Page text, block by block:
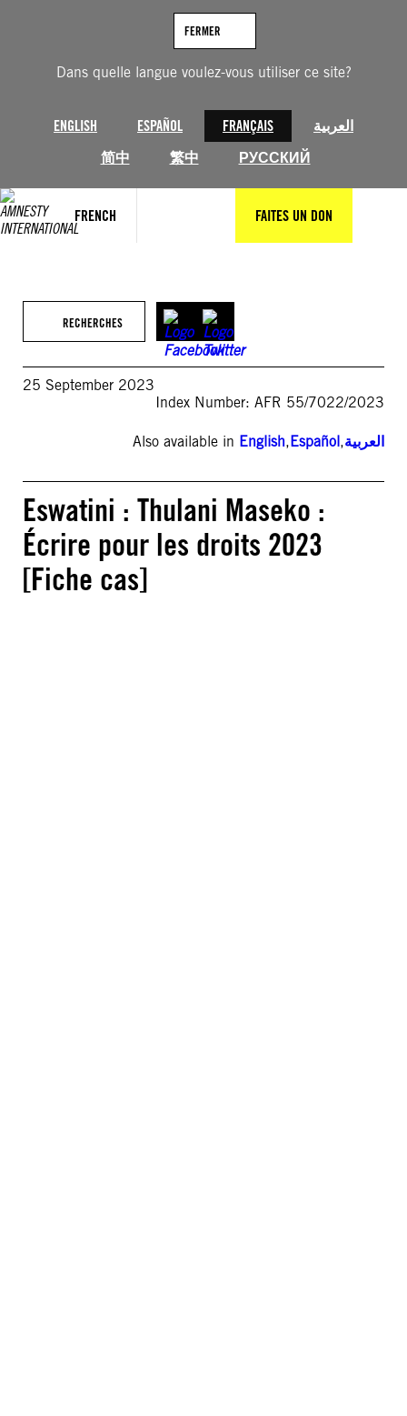
Dans quelle langue voulez-vous utiliser ce site?
ENGLISH ESPAÑOL FRANÇAIS
العربية
简中
繁中 РУССКИЙ
FERMER
FRENCH FAITES UN DON
RECHERCHES
25 September 2023
Index Number: AFR 55/7022/2023
Also available in English,Español,العربية
Eswatini : Thulani Maseko :
Écrire pour les droits 2023
[Fiche cas]